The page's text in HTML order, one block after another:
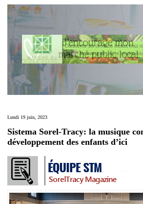
Lundi 19 juin, 2023
Sistema Sorel-Tracy: la musique
développement des enfants d’ici